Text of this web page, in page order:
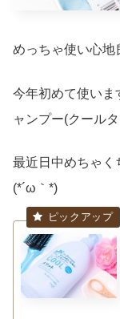
めっちゃ使い心地
今年初めて使いま
ャンプー(クール
最近日中めちゃく
(*´ω｀*)